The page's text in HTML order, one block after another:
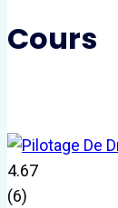
Cours
4.67
(6)